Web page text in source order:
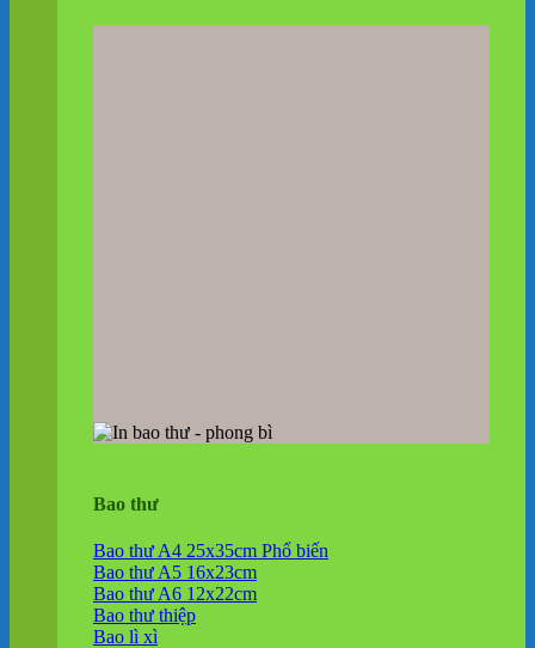
Bao thư
Bao thư A4 25x35cm
Bao thư A5 16x23cm
Bao thư A6 12x22cm
Bao thư thiệp
Bao lì xì